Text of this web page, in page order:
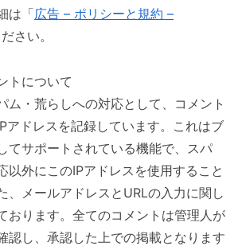
は「広告 – ポリシーと規約 –
さい。
トについて
ム・荒らしへの対応として、コメント
アドレスを記録しています。これはブ
てサポートされている機能で、スパ
以外にこのIPアドレスを使用すること
、メールアドレスとURLの入力に関し
おります。全てのコメントは管理人が
認し、承認した上での掲載となります